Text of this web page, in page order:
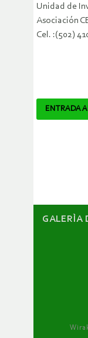
Unidad de
Asociación
Cel. :(502)
ENTRADA
GALERÌA